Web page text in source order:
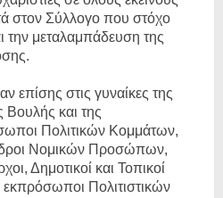
στον Σύλλογο που στόχο
την μεταλαμπάδευση της
επίσης στις γυναίκες της
και της
Πολιτικών Κομμάτων,
Νομικών Προσώπων,
Δημοτικοί και Τοπικοί
Πολιτιστικών